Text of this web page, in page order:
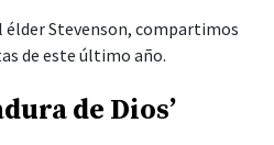
élder Stevenson, compartimos
de este último año.
de Dios’